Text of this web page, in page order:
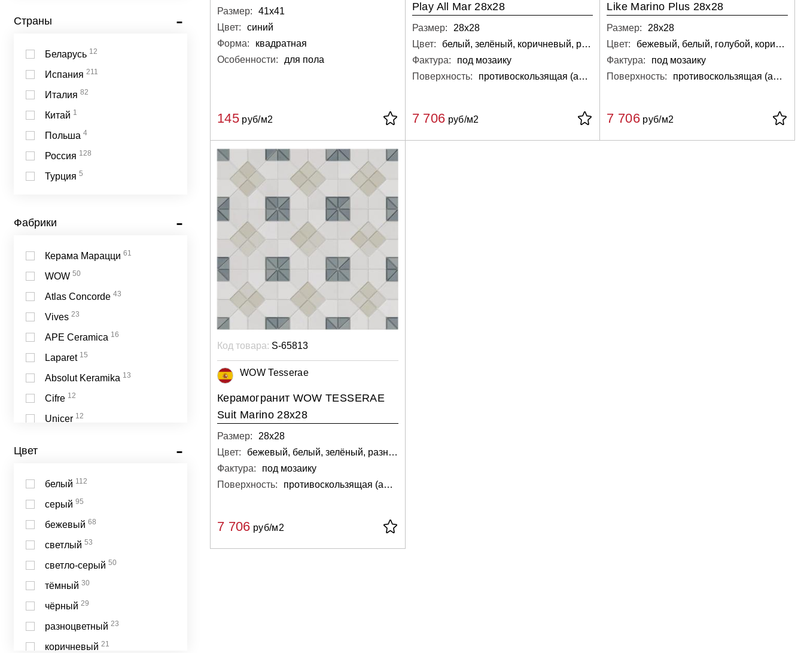
Страны
Беларусь 12
Испания 211
Италия 82
Китай 1
Польша 4
Россия 128
Турция 5
Фабрики
Керама Марацци 61
WOW 50
Atlas Concorde 43
Vives 23
APE Ceramica 16
Laparet 15
Absolut Keramika 13
Cifre 12
Unicer 12
Azteca8
Gracia Ceramica
La Faenza8
Peronda 8
Cersanit
Edimax 7
Kerlife
Pamesa
Porcelanosa 7
Цвет
белый 112
серый 95
бежевый 68
светлый 53
светло-серый 50
тёмный 30
чёрный 29
разноцветный 23
коричневый 21
Размер:
41х41
Цвет:
синий
Форма:
квадратная
Особенности:
для пола
145руб/м2
Play All Mar 28х28
Размер:
28х28
Цвет:
белый, зелёный, коричневый, разноцветный, светлый, серый, синий
Фактура:
под мозаику
Поверхность:
противоскользящая (антислип), глазурованная, матовая
7 706 руб/м2
Like Marino Plus 28х28
Размер:
28х28
Цвет:
бежевый, белый, голубой, коричневый, разноцветный, серый, синий, чёрный
Фактура:
под мозаику
Поверхность:
противоскользящая (антислип), глазурованная, матовая
7 706 руб/м2
Код товара: S-65813
WOW Tesserae
Керамогранит WOW TESSERAE
Suit Marino 28х28
Размер:
28х28
Цвет:
бежевый, белый, зелёный, разноцветный, серый, синий
Фактура:
под мозаику
Поверхность:
противоскользящая (антислип), глазурованная, матовая
7 706 руб/м2